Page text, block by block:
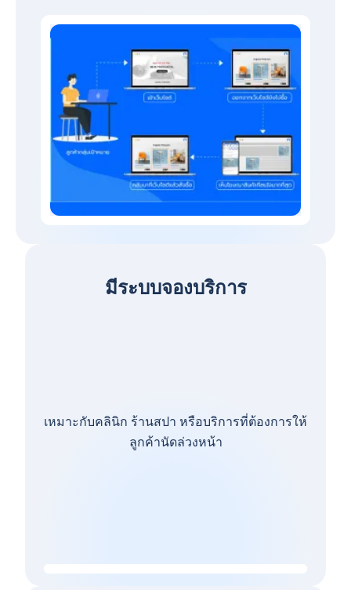
มีระบบจองบริการ
เหมาะกับคลินิก ร้านสปา หรือบริการที่ต้องการให้
ลูกค้านัดล่วงหน้า